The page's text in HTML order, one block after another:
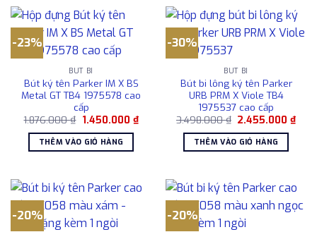
-23%
BÚT BI
Bút ký tên Parker IM X BS
Metal GT TB4 1975578 cao
cấp
1.876.000₫ Giá
là:
1.876.000 ₫.
1.450.000 ₫Giá
hiện
1.450.000 ₫.
THÊM VÀO GIỎ HÀNG
-30%
BÚT BI
Bút bi lông ký tên Parker
URB PRM X Viole TB4
1975537 cao cấp
3.498.000₫ Giá
là:
3.498.000 ₫.
2.455.000₫Giá
hiện
THÊM VÀO GIỎ HÀNG
-20% -20%